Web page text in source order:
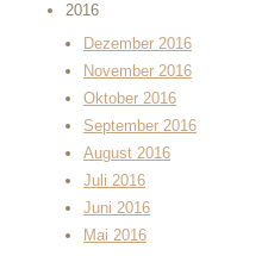
2016
Dezember 2016
November 2016
Oktober 2016
September 2016
August 2016
Juli 2016
Juni 2016
Mai 2016